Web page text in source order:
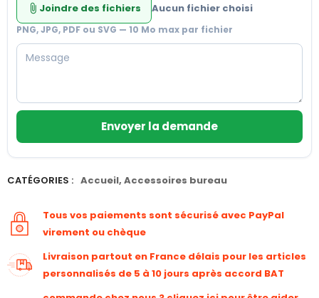
attach_file Joindre des fichiers Aucun fichier choisi
PNG, JPG, PDF ou SVG — 10 Mo max par fichier
Envoyer la demande
CATÉGORIES : Accueil, Accessoires bureau
Tous vos paiements sont sécurisé avec PayPal
virement ou chèque
Livraison partout en France délais pour les articles
personnalisés de 5 à 10 jours après accord BAT